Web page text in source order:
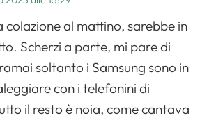
colazione al mattino, sarebbe in
Scherzi a parte, mi pare di
soltanto i Samsung sono in
con i telefonini di
il resto è noia, come cantava